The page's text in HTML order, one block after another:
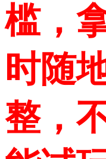
槛，
时随
整，